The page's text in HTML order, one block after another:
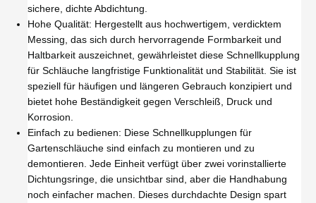
sichere, dichte Abdichtung.
Hohe Qualität: Hergestellt aus hochwertigem, verdicktem
Messing, das sich durch hervorragende Formbarkeit und
Haltbarkeit auszeichnet, gewährleistet diese Schnellkupplung
für Schläuche langfristige Funktionalität und Stabilität. Sie ist
speziell für häufigen und längeren Gebrauch konzipiert und
bietet hohe Beständigkeit gegen Verschleiß, Druck und
Korrosion.
Einfach zu bedienen: Diese Schnellkupplungen für
Gartenschläuche sind einfach zu montieren und zu
demontieren. Jede Einheit verfügt über zwei vorinstallierte
Dichtungsringe, die unsichtbar sind, aber die Handhabung
noch einfacher machen. Dieses durchdachte Design spart